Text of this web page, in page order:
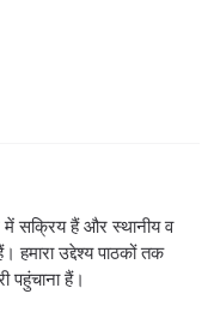
सक्रिय हैं और स्थानीय व
हमारा उद्देश्य पाठकों तक
पहुंचाना हैं।